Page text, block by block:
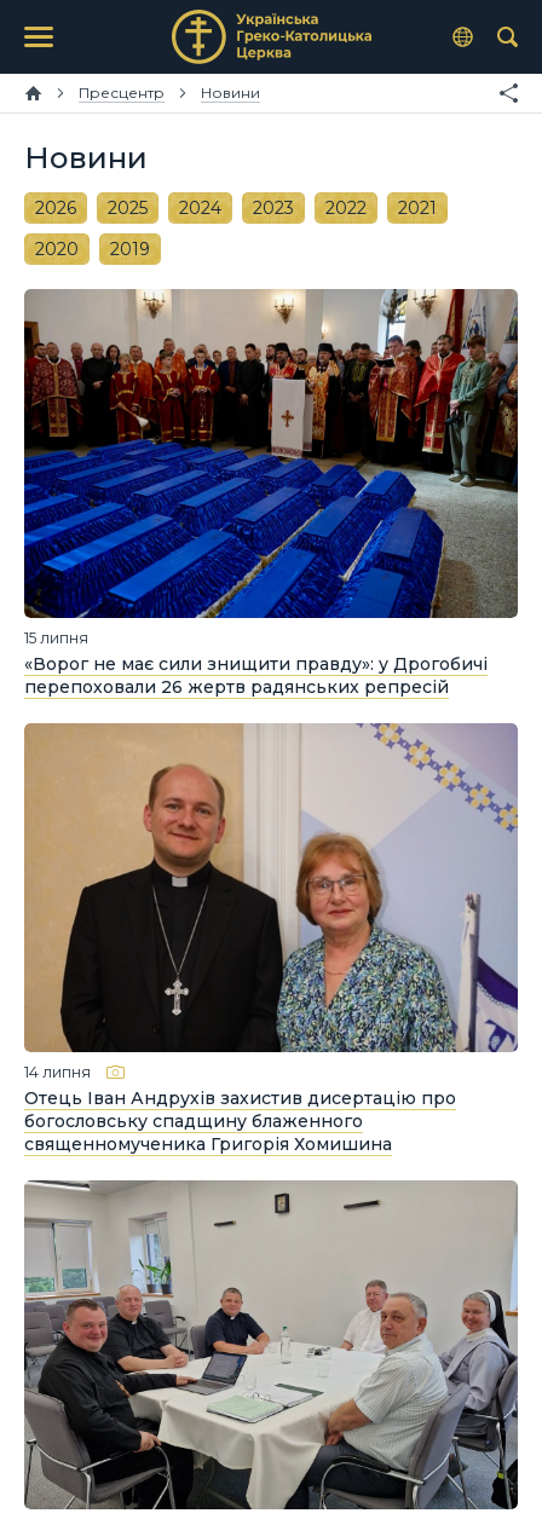
Пресцентр Новини
Новини
2026 2025 2024 2023 2022
2021
2020
2019
15 липня
«Ворог не має сили знищити правду»: у Дрогобичі
перепоховали 26 жертв радянських репресій
14 липня
Отець Іван Андрухів захистив дисертацію про
богословську спадщину блаженного
священномученика Григорія Хомишина